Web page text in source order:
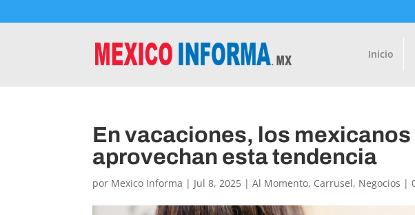
Inicio
En vacaciones, los
aprovechan esta tendencia
por Mexico Informa | Jul 8, 2025 |Al Momento, Carrusel, Negocios |